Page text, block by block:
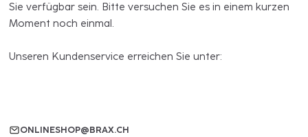
Sie verfügbar sein. Bitte versuchen Sie es in einem kurzen
Moment noch einmal.
Unseren Kundenservice erreichen Sie unter:
ONLINESHOP@BRAX.CH